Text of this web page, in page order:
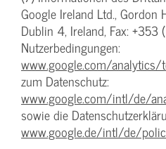
Google Ireland Ltd., Gordon
Dublin 4, Ireland, Fax: +353
Nutzerbedingungen:
www.google.com/
zum Datenschutz:
www.google.com/intl/de/
sowie die
www.google.de/intl/de/